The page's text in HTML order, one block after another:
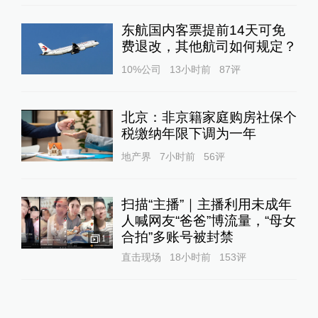
东航国内客票提前14天可免
费退改，其他航司如何规定？
10%公司 13小时前 87评
北京：非京籍家庭购房社保个
税缴纳年限下调为一年
地产界 7小时前 56评
1
扫描“主播”｜主播利用未成年
人喊网友“爸爸”博流量，“母女
合拍”多账号被封禁
直击现场 18小时前 153评